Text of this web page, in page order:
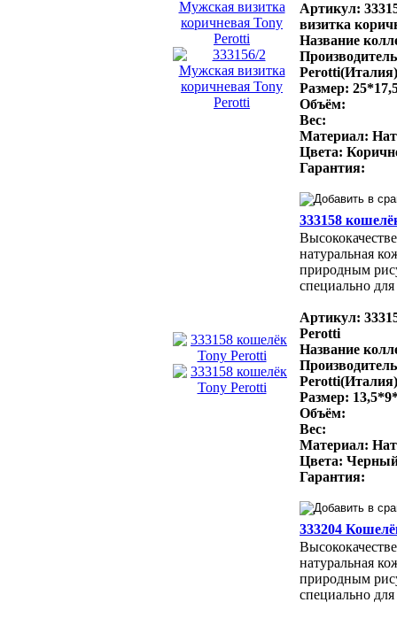
Артикул:
визитка
Название
Perotti(Италия)
Размер:
Объём:
Вес:
Материал:
Цвета:
Гарантия:
333158
натуральная
природным
специально
Артикул:
Perotti
Название
Perotti(Италия)
Размер:
Объём:
Вес:
Материал:
Цвета:
Гарантия:
333204
натуральная
природным
специально